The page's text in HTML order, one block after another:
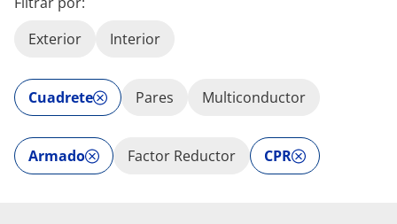
Exterior
Interior
Cuadrete Pares Multiconductor
Armado Factor Reductor CPR